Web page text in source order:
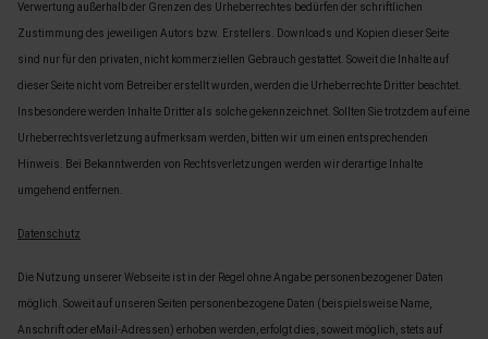
Verwertung außerhalb der Grenzen des Urheberrechtes bedürfen der schriftlichen
Zustimmung des jeweiligen Autors bzw. Erstellers. Downloads und Kopien dieser Seite
sind nur für den privaten, nicht kommerziellen Gebrauch gestattet. Soweit die Inhalte auf
dieser Seite nicht vom Betreiber erstellt wurden, werden die Urheberrechte Dritter beachtet.
Insbesondere werden Inhalte Dritter als solche gekennzeichnet. Sollten Sie trotzdem auf eine
Urheberrechtsverletzung aufmerksam werden, bitten wir um einen entsprechenden
Hinweis. Bei Bekanntwerden von Rechtsverletzungen werden wir derartige Inhalte
umgehend entfernen.
Datenschutz
Die Nutzung unserer Webseite ist in der Regel ohne Angabe personenbezogener Daten
möglich. Soweit auf unseren Seiten personenbezogene Daten (beispielsweise Name,
Anschrift oder eMail-Adressen) erhoben werden, erfolgt dies, soweit möglich, stets auf